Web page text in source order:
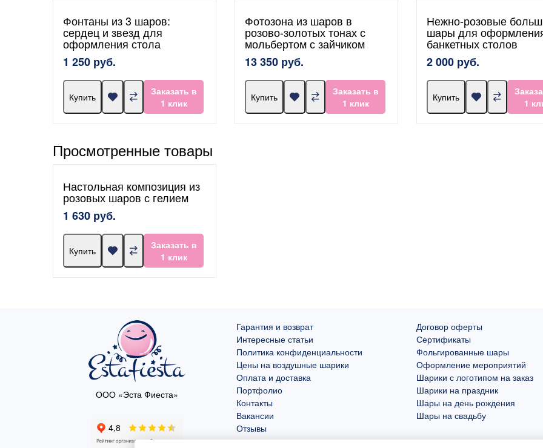
Фонтаны из 3 шаров:
сердец и звезд для
оформления стола
1 250 руб.
Купить
Заказать в
1 клик
Фотозона из шаров в
розово-золотых тонах с
мольбертом с зайчиком
13 350 руб.
Купить
Заказать в
1 клик
Нежно-розовые
шары для
банкетных столов
2 000 руб.
Купить
1
Просмотренные товары
Настольная композиция из
розовых шаров с гелием
1 630 руб.
Купить
Заказать в
1 клик
ООО «Эста Фиеста»
Гарантия и возврат
Интересные статьи
Политика конфиденциальности
Цены на воздушные шарики
Оплата и доставка
Портфолио
Контакты
Вакансии
Отзывы
Договор оферты
Сертификаты
Фольгированные шары
Оформление мероприятий
Шарики с логотипом на заказ
Шарики на праздник
Шары на день рождения
Шары на свадьбу